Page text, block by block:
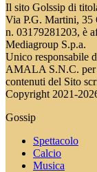
Il sito Golssip di
Via P.G. Martini, 35
n. 03179281203, è
Mediagroup S.p.a.
Unico responsabile
AMALA S.N.C. per
contenuti del Sito
Copyright 2021-
Gossip
Spettacolo
Calcio
Musica